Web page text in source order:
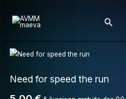
Need for speed the run
quantité
Need
speed
run